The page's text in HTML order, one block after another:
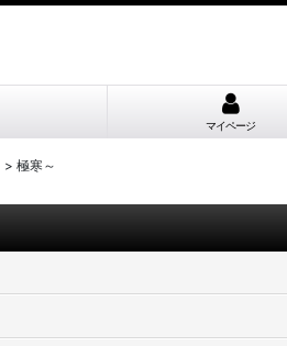
マイページ
> 極寒～